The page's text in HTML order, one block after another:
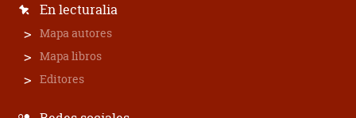
En lecturalia
Mapa autores
Mapa libros
Editores